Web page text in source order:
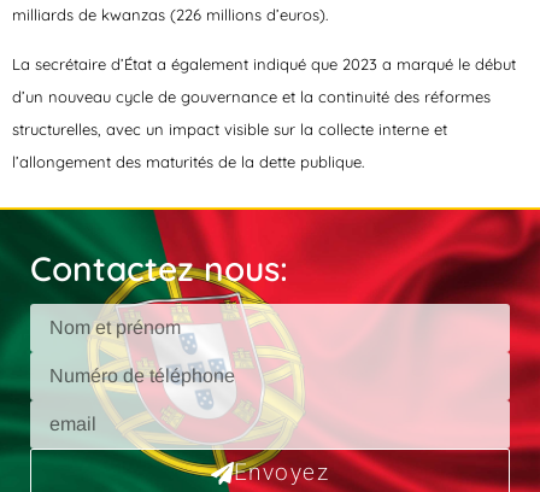
milliards de kwanzas (226 millions d’euros).
La secrétaire d’État a également indiqué que 2023 a marqué le début
d’un nouveau cycle de gouvernance et la continuité des réformes
structurelles, avec un impact visible sur la collecte interne et
l’allongement des maturités de la dette publique.
Contactez nous:
Envoyez